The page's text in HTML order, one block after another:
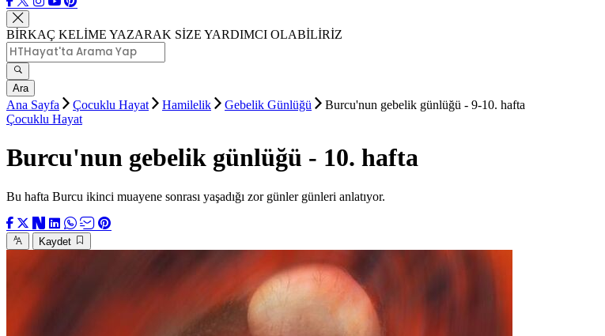
BİRKAÇ KELİME YAZARAK SİZE YARDIMCI OLABİLİRİZ
Ara
Ana Sayfa Çocuklu Hayat Hamilelik Gebelik Günlüğü
Burcu'nun gebelik günlüğü - 9-10. hafta
Çocuklu Hayat
Burcu'nun gebelik günlüğü - 10. hafta
Bu hafta Burcu ikinci muayene sonrası yaşadığı zor günler günleri anlatıyor.
Kaydet